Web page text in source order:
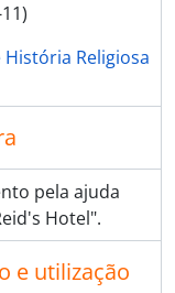
Religiosa
pela ajuda
Hotel".
e utilização